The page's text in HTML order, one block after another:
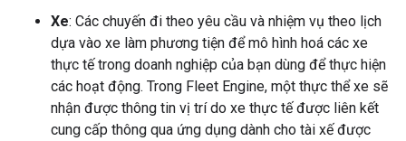
Xe: Các chuyến đi theo yêu cầu và nhiệm vụ theo lịch
dựa vào xe làm phương tiện để mô hình hoá các xe
thực tế trong doanh nghiệp của bạn dùng để thực hiện
các hoạt động. Trong Fleet Engine, một thực thể xe sẽ
nhận được thông tin vị trí do xe thực tế được liên kết
cung cấp thông qua ứng dụng dành cho tài xế được